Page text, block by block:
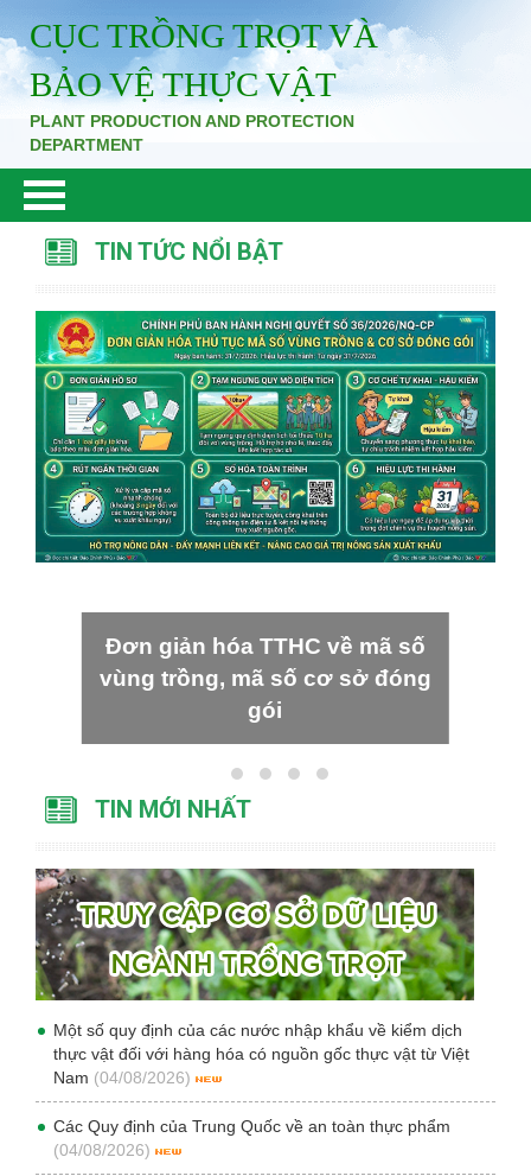
CỤC TRỒNG TRỌT VÀ
BẢO VỆ THỰC VẬT
PLANT PRODUCTION AND PROTECTION
DEPARTMENT
TIN TỨC NỔI BẬT
Đơn giản hóa TTHC về mã số
vùng trồng, mã số cơ sở đóng
gói
TIN MỚI NHẤT
Một số quy định của các nước nhập khẩu về kiểm dịch
thực vật đối với hàng hóa có nguồn gốc thực vật từ Việt
Nam (04/08/2026)
Các Quy định của Trung Quốc về an toàn thực phẩm
(04/08/2026)